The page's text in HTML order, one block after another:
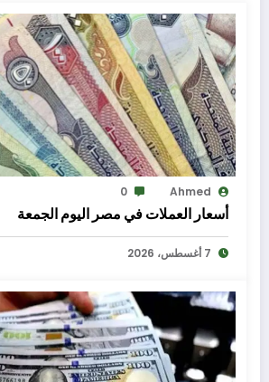
Ahmed
0
أسعار العملات في مصر اليوم الجمعة
7 أغسطس، 2026